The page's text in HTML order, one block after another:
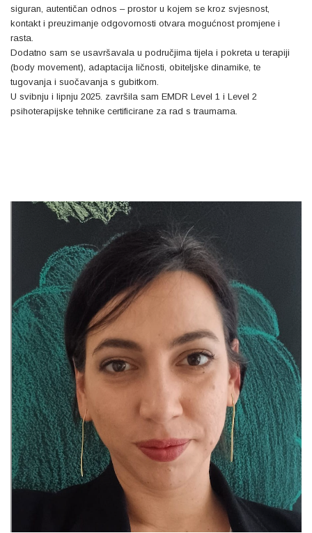
siguran, autentičan odnos – prostor u kojem se kroz svjesnost,
kontakt i preuzimanje odgovornosti otvara mogućnost promjene i
rasta.
Dodatno sam se usavršavala u područjima tijela i pokreta u terapiji
(body movement), adaptacija ličnosti, obiteljske dinamike, te
tugovanja i suočavanja s gubitkom.
U svibnju i lipnju 2025. završila sam EMDR Level 1 i Level 2
psihoterapijske tehnike certificirane za rad s traumama.